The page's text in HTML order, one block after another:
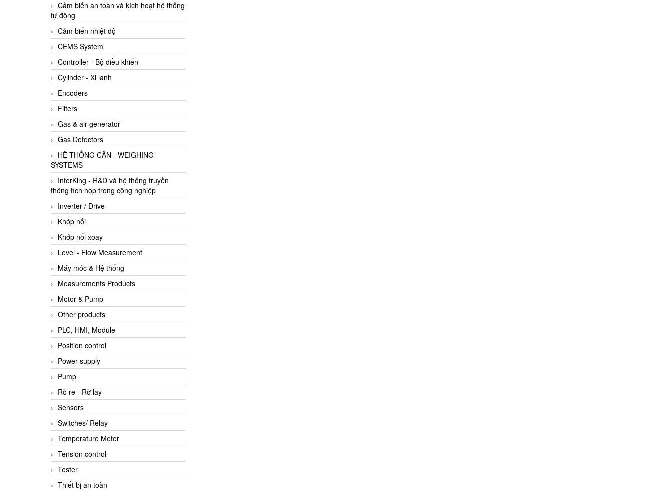
Cảm biến an toàn và kích hoạt hệ thống
tự động
Cảm biến nhiệt độ
CEMS System
Controller - Bộ điều khiển
Cylinder - Xi lanh
Encoders
Filters
Gas & air generator
Gas Detectors
HỆ THỐNG CÂN - WEIGHING
SYSTEMS
InterKing - R&D và hệ thống truyền
thông tích hợp trong công nghiệp
Inverter / Drive
Khớp nối
Khớp nối xoay
Level - Flow Measurement
Máy móc & Hệ thống
Measurements Products
Motor & Pump
Other products
PLC, HMI, Module
Position control
Power supply
Pump
Rò re - Rờ lay
Sensors
Switches/ Relay
Temperature Meter
Tension control
Tester
Thiết bị an toàn